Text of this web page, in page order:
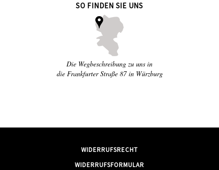
SO FINDEN SIE UNS
Die Wegbeschreibung zu uns in
die Frankfurter Straße 87 in Würzburg
WIDERRUFSRECHT
WIDERRUFSFORMULAR